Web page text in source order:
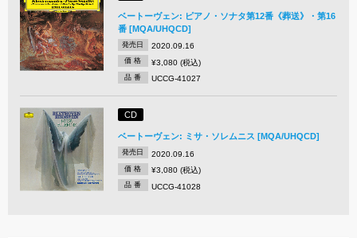
ベートーヴェン: ピアノ・ソナタ第12番《葬送》・第16
番 [MQA/UHQCD]
発売日 2020.09.16
価 格 ¥3,080 (税込)
品 番 UCCG-41027
CD
ベートーヴェン: ミサ・ソレムニス [MQA/UHQCD]
発売日 2020.09.16
価 格 ¥3,080 (税込)
品 番 UCCG-41028